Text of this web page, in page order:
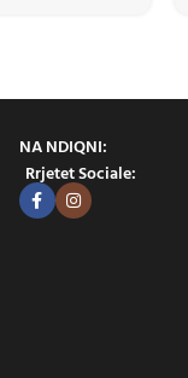
NA NDIQNI:
Rrjetet Sociale: